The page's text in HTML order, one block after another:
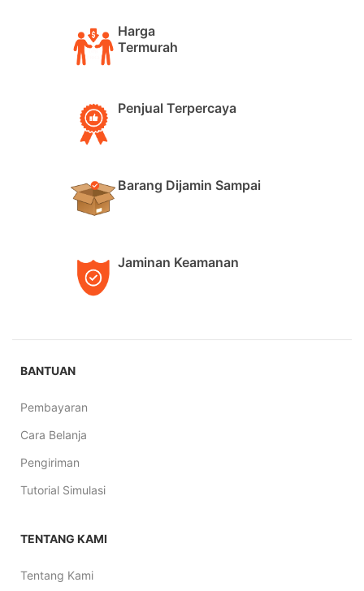
Harga
Termurah
Penjual Terpercaya
Barang Dijamin Sampai
Jaminan Keamanan
BANTUAN
Pembayaran
Cara Belanja
Pengiriman
Tutorial Simulasi
TENTANG KAMI
Tentang Kami